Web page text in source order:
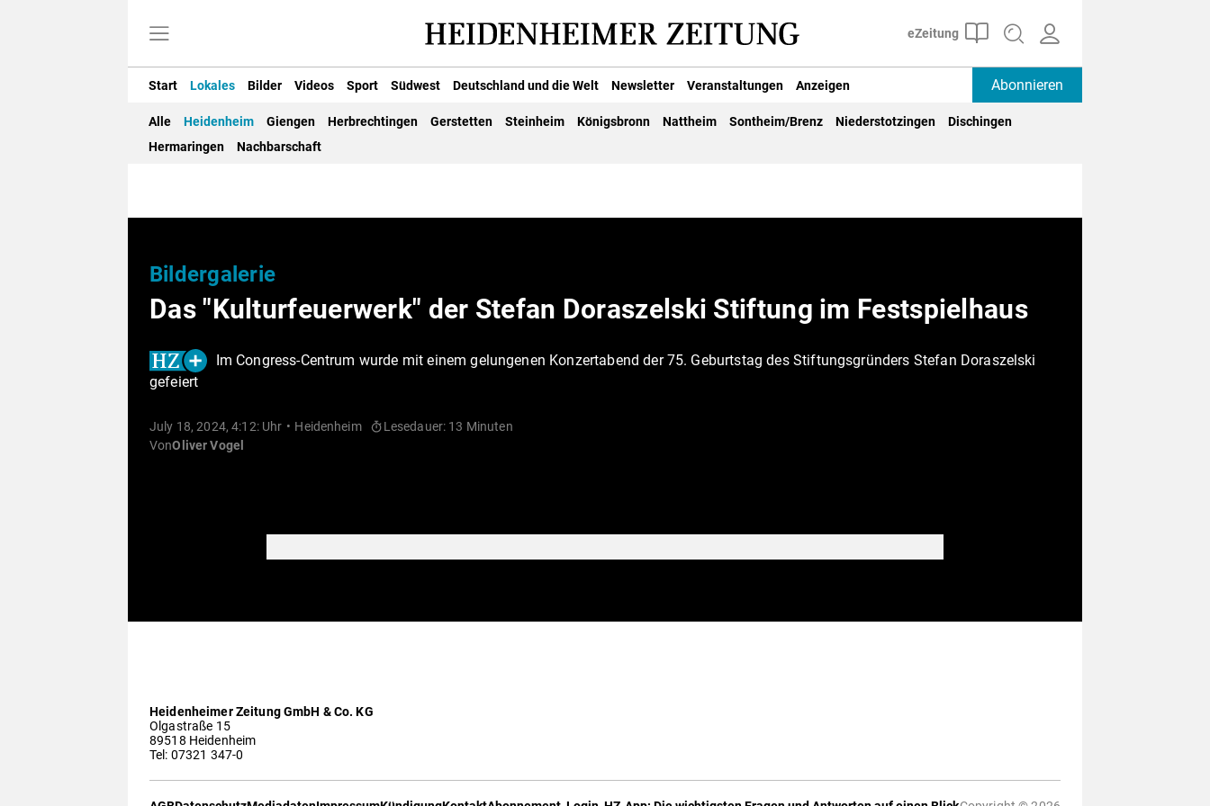
Start Lokales Bilder Videos Sport Südwest Deutschland und die Welt Newsletter Veranstaltungen Anzeigen Abonnieren
Alle Heidenheim Giengen Herbrechtingen Gerstetten Steinheim Königsbronn Nattheim Sontheim/Brenz Niederstotzingen
Dischingen
Hermaringen
Nachbarschaft
Bildergalerie
Das "Kulturfeuerwerk" der Stefan Doraszelski Stiftung im Festspielhaus
Im Congress-Centrum wurde mit einem gelungenen Konzertabend der 75. Geburtstag des Stiftungsgründers Stefan Doraszelski
gefeiert
July 18, 2024, 4:12: Uhr Heidenheim
Lesedauer: 13 Minuten
VonOliver Vogel
Heidenheimer Zeitung GmbH & Co. KG
Olgastraße 15
89518 Heidenheim
Tel: 07321 347-0